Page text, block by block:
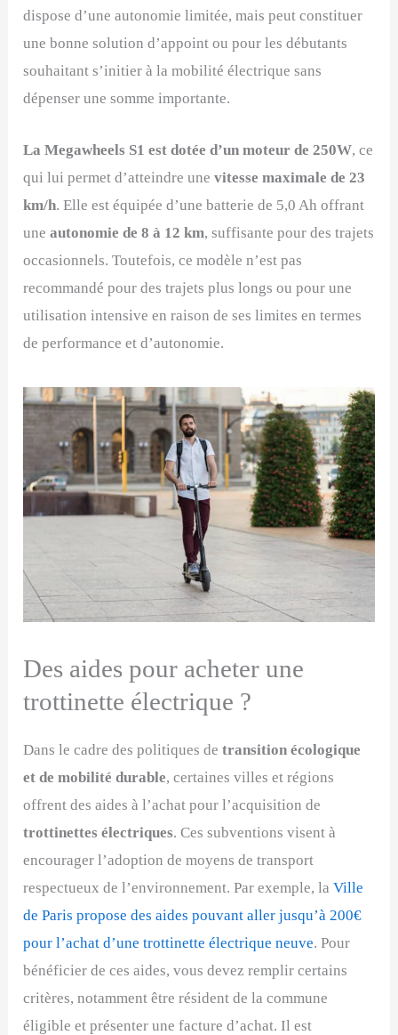
dispose d’une autonomie limitée, mais peut constituer
une bonne solution d’appoint ou pour les débutants
souhaitant s’initier à la mobilité électrique sans
dépenser une somme importante.
La Megawheels S1 est dotée d’un moteur de 250W, ce
qui lui permet d’atteindre unevitesse maximale de 23
km/h. Elle est équipée d’une batterie de 5,0 Ah offrant
une autonomie de 8 à 12 km, suffisante pour des trajets
occasionnels. Toutefois, ce modèle n’est pas
recommandé pour des trajets plus longs ou pour une
utilisation intensive en raison de ses limites en termes
de performance et d’autonomie.
Des aides pour acheter une
trottinette électrique ?
Dans le cadre des politiques detransition écologique
et de mobilité durable, certaines villes et régions
offrent des aides à l’achat pour l’acquisition de
trottinettes électriques. Ces subventions visent à
encourager l’adoption de moyens de transport
respectueux de l’environnement. Par exemple, laVille
de Paris propose des aides pouvant aller jusqu’à 200€
pour l’achat d’une trottinette électrique neuve. Pour
bénéficier de ces aides, vous devez remplir certains
critères, notamment être résident de la commune
éligible et présenter une facture d’achat. Il est